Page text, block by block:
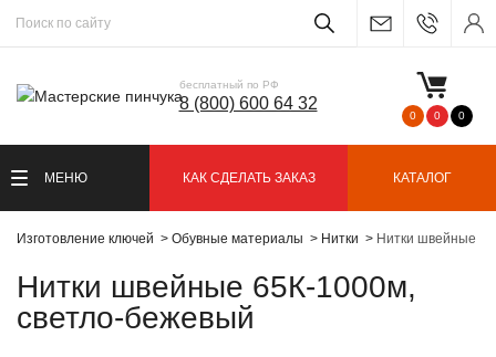
бесплатный по РФ
8 (800) 600 64 32
0 0 0
МЕНЮ КАК СДЕЛАТЬ ЗАКАЗ КАТАЛОГ
Изготовление ключей Обувные материалы Нитки Нитки швейные
Нитки швейные 65К-1000м,
светло-бежевый